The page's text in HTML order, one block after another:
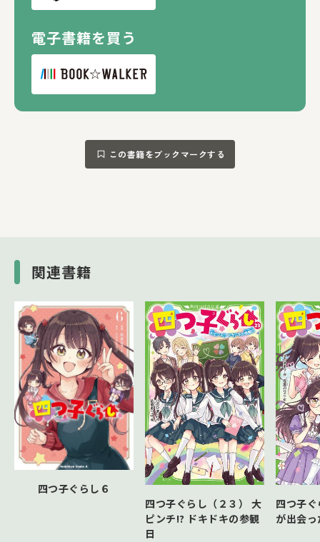
電子書籍を買う
この書籍をブックマークする
関連書籍
四つ子ぐらし６
四つ子ぐらし（２３） 大
ピンチ!? ドキドキの参観
日
四つ子
が出会